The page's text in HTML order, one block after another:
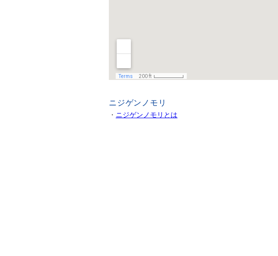
ニジゲンノモリ
・ ニジゲンノモリとは